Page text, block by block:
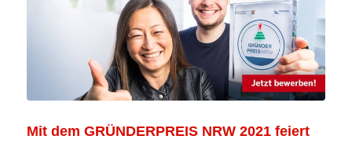
Mit dem GRÜNDERPREIS NRW 2021 feiert